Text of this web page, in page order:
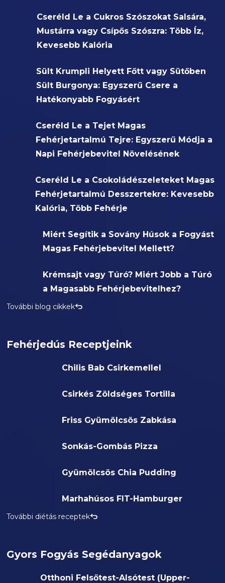
Cseréld Le a Cukros Szószokat Salsára,
Mustárra vagy Csípős Szószra: Több Íz,
Kevesebb Kalória
Sült Krumpli Helyett Főtt vagy Sütőben
Sült Burgonya: Egyszerű Csere a
Hatékonyabb Fogyásért
Cseréld Le a Tejet Magas
Fehérjetartalmú Tejre: Egyszerű Módja a
Napi Fehérjebevitel Növelésének
Cseréld Le a Csokoládészeleteket Magas
Fehérjetartalmú Desszertekre: Kevesebb
Kalória, Több Fehérje
Miért Segítik a Sovány Húsok a Fogyást
Magas Fehérjebevitel Mellett?
Krémsajt vagy Túró? Miért Jobb a Túró
a Magasabb Fehérjebevitelhez?
További blog cikkek
Fehérjedús Receptjeink
Chilis Bab Csirkemellel
Csirkés Zöldséges Tortilla
Friss Gyümölcsös Zabkása
Sonkás-Gombás Pizza
Gyümölcsös Chia Pudding
Marhahúsos FIT-Hamburger
További diétás receptek
Gyors Fogyás Segédanyagok
Otthoni Felsőtest-Alsótest (Upper-